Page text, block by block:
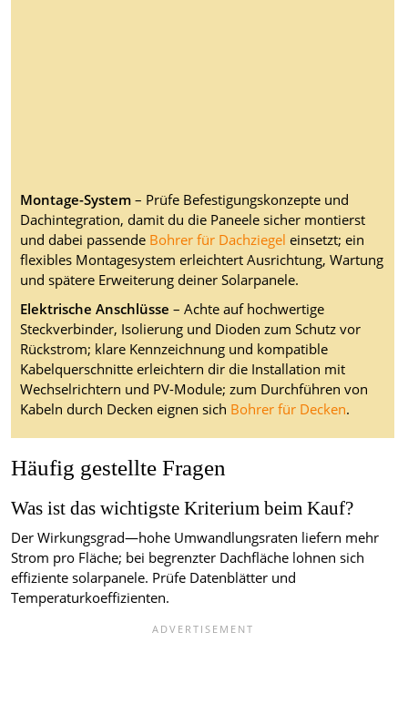
Montage-System– Prüfe Befestigungskonzepte und
Dachintegration, damit du die Paneele sicher montierst
und dabei passende Bohrer für Dachziegel einsetzt; ein
flexibles Montagesystem erleichtert Ausrichtung, Wartung
und spätere Erweiterung deiner Solarpanele.
Elektrische Anschlüsse – Achte auf hochwertige
Steckverbinder, Isolierung und Dioden zum Schutz vor
Rückstrom; klare Kennzeichnung und kompatible
Kabelquerschnitte erleichtern dir die Installation mit
Wechselrichtern und PV-Module; zum Durchführen von
Kabeln durch Decken eignen sich Bohrer für Decken.
Häufig gestellte Fragen
Was ist das wichtigste Kriterium beim Kauf?
Der Wirkungsgrad—hohe Umwandlungsraten liefern mehr
Strom pro Fläche; bei begrenzter Dachfläche lohnen sich
effiziente solarpanele. Prüfe Datenblätter und
Temperaturkoeffizienten.